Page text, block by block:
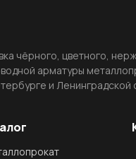
чёрного, цветного,
арматуры
и Ленинградской